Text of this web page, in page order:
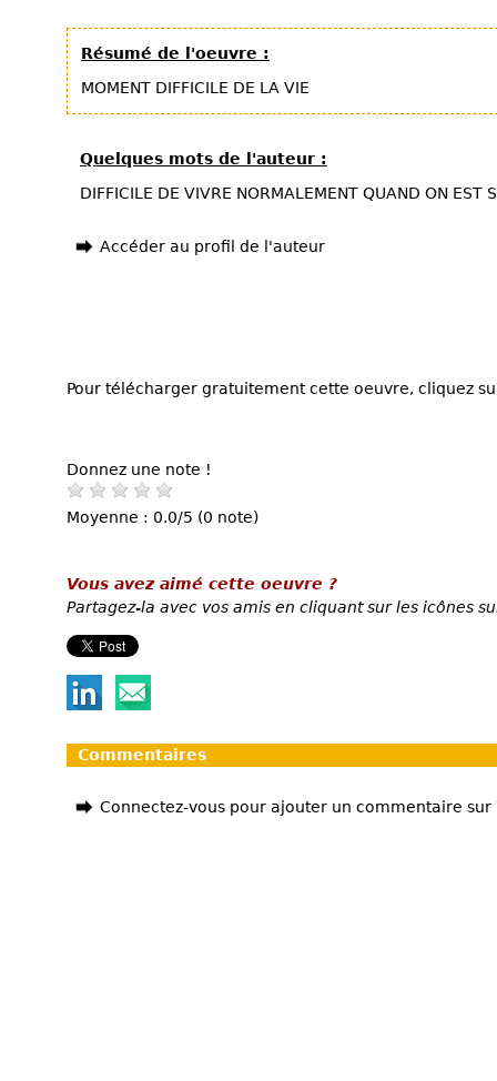
Résumé de l'oeuvre :
MOMENT DIFFICILE DE LA VIE
Quelques mots de l'auteur :
DIFFICILE DE VIVRE NORMALEMENT QUAND ON EST
Accéder au profil de l'auteur
Pour télécharger gratuitement cette oeuvre, cliquez
Donnez une note !
Moyenne : 0.0/5 (0 note)
Vous avez aimé cette oeuvre ?
Partagez-la avec vos amis en cliquant sur les icônes
Commentaires
Connectez-vous pour ajouter un commentaire sur